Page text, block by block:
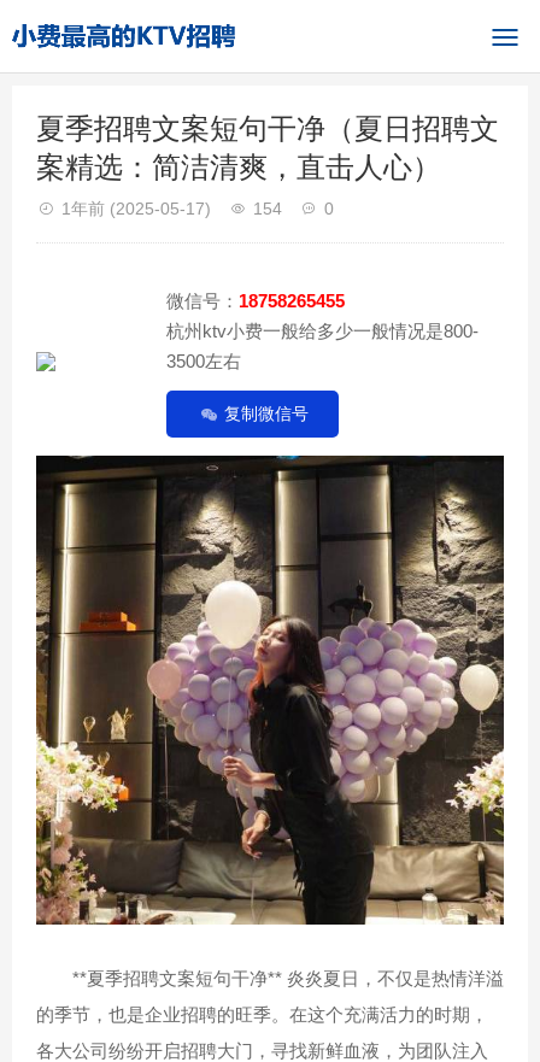
夏季招聘文案短句干净（夏日招聘文
案精选：简洁清爽，直击人心）
1年前 (2025-05-17) 154 0
微信号： 18758265455
杭州ktv小费一般给多少一般情况是800-
3500左右
复制微信号
**夏季招聘文案短句干净** 炎炎夏日，不仅是热情洋溢
的季节，也是企业招聘的旺季。在这个充满活力的时期，
各大公司纷纷开启招聘大门，寻找新鲜血液，为团队注入